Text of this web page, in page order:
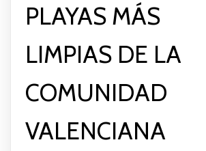
PLAYAS MÁS
LIMPIAS DE LA
COMUNIDAD
VALENCIANA